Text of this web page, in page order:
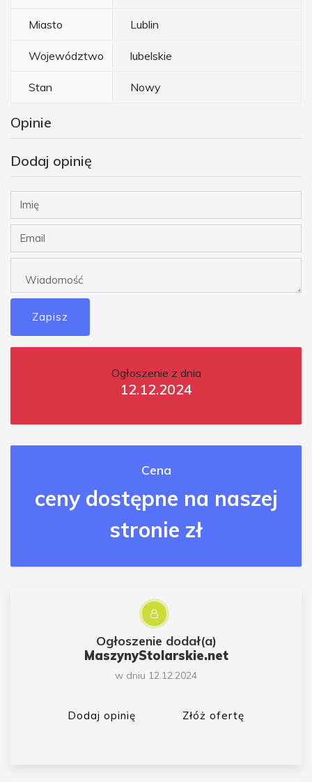
Miasto Lublin
Województwo lubelskie
Stan Nowy
Opinie
Dodaj opinię
Zapisz
Ogłoszenie z dnia
12.12.2024
Cena
ceny dostępne na naszej
stronie zł
Ogłoszenie dodał(a)
MaszynyStolarskie.net
w dniu 12.12.2024
Dodaj opinię Złóż ofertę